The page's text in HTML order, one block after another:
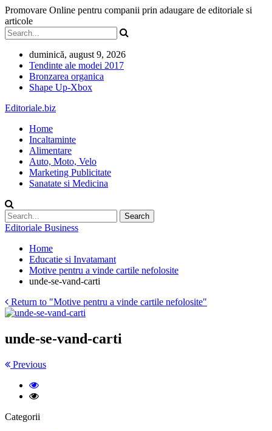
Promovare Online pentru companii prin adaugare de editoriale si
articole
duminică, august 9, 2026
Tendinte ale modei 2017
Bronzarea organica
Shape Up-Xbox
Editoriale.biz
Home
Incaltaminte
Alimentare
Auto, Moto, Velo
Marketing Publicitate
Sanatate si Medicina
Editoriale Business
Home
Educatie si Invatamant
Motive pentru a vinde cartile nefolosite
unde-se-vand-carti
Return to "Motive pentru a vinde cartile nefolosite"
unde-se-vand-carti
Previous
Categorii